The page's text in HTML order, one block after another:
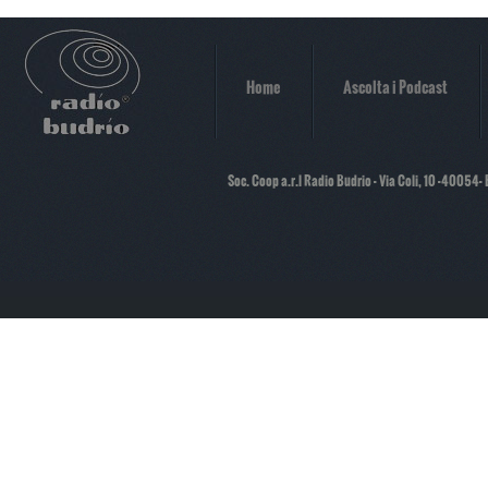
Home Ascolta i Podcast
Soc. Coop a.r.l Radio Budrio - Via Coli, 10 -40054-